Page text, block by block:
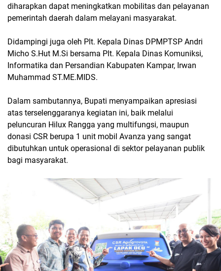
diharapkan dapat meningkatkan mobilitas dan pelayanan
pemerintah daerah dalam melayani masyarakat.
Didampingi juga oleh Plt. Kepala Dinas DPMPTSP Andri
Micho S.Hut M.Si bersama Plt. Kepala Dinas Komuniksi,
Informatika dan Persandian Kabupaten Kampar, Irwan
Muhammad ST.ME.MIDS.
Dalam sambutannya, Bupati menyampaikan apresiasi
atas terselenggaranya kegiatan ini, baik melalui
peluncuran Hilux Rangga yang multifungsi, maupun
donasi CSR berupa 1 unit mobil Avanza yang sangat
dibutuhkan untuk operasional di sektor pelayanan publik
bagi masyarakat.